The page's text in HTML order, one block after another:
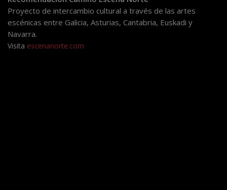
Proyecto de intercambio cultural a través de las artes
escénicas entre Galicia, Asturias, Cantabria, Euskadi y
Navarra.
Visita escenanorte.com